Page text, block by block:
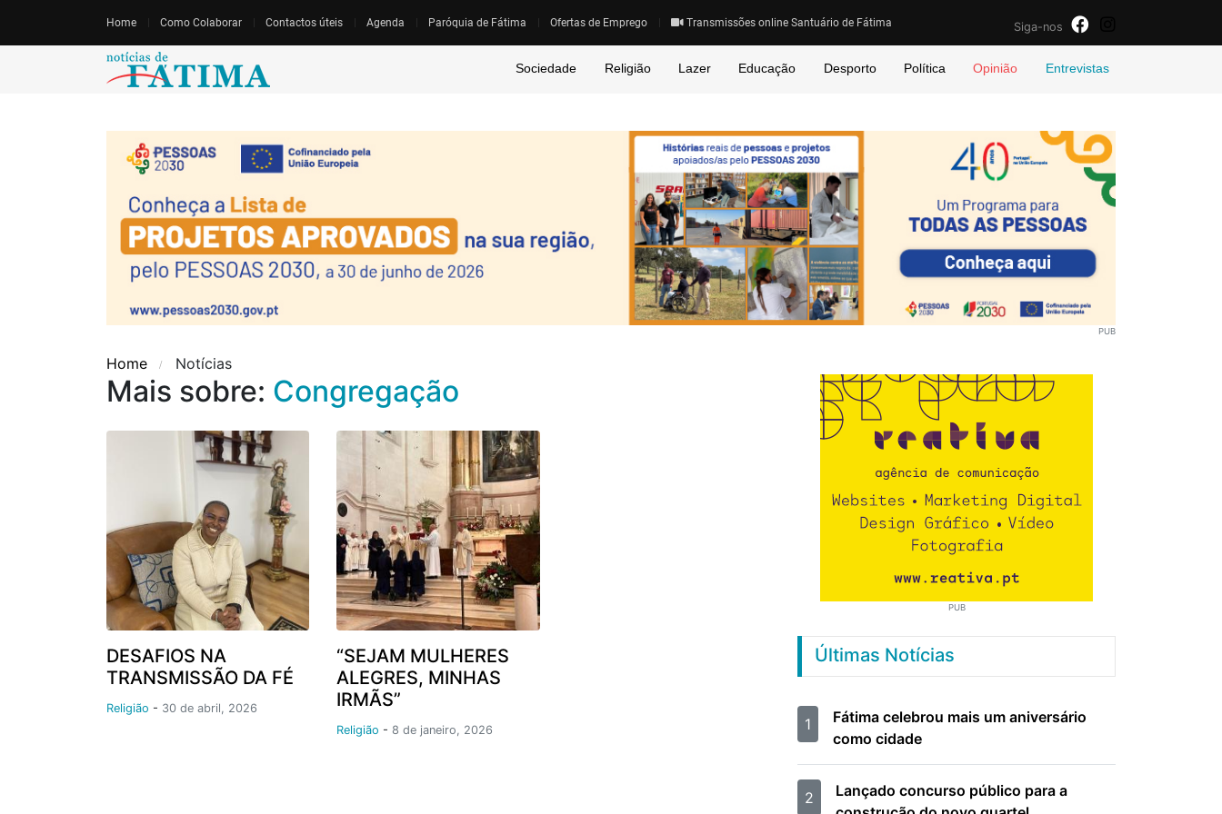
Home Como Colaborar Contactos úteis Agenda Paróquia de Fátima Ofertas de Emprego Transmissões online Santuário de Fátima Siga-nos
Sociedade Religião Lazer Educação Desporto Política Opinião Entrevistas
PUB
Home Notícias
Mais sobre: Congregação
DESAFIOS NA
TRANSMISSÃO DA FÉ
Religião - 30 de abril, 2026
“SEJAM MULHERES
ALEGRES, MINHAS
IRMÃS”
Religião -8 de janeiro, 2026
PUB
Últimas Notícias
1
Fátima celebrou mais um aniversário
como cidade
2
Lançado concurso público para a